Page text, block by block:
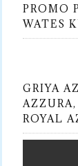
PROMO
WATES
GRIYA
ROYAL